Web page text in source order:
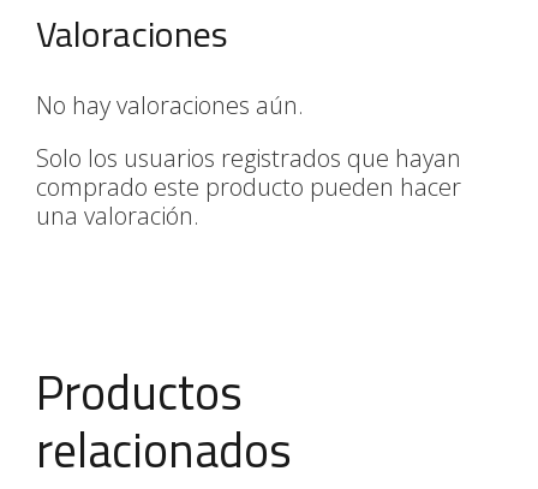
Valoraciones
No hay valoraciones aún.
Solo los usuarios registrados que hayan
comprado este producto pueden hacer
una valoración.
Productos
relacionados